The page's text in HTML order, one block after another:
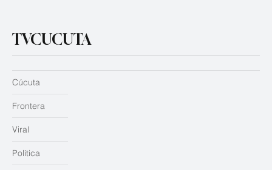
TVCUCUTA
Cúcuta
Frontera
Viral
Política